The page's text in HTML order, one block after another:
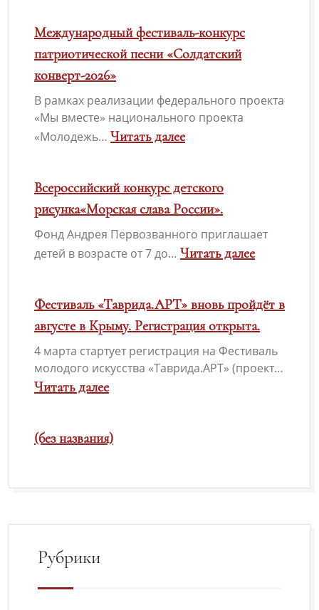
против
коррупции!»
Арт-
кластер
«Таврида»
Международный фестиваль-конкурс
патриотической песни «Солдатский
конверт-2026»
В рамках реализации федерального проекта
«Мы вместе» национального проекта
«Молодежь… Читать далее
Международный
фестиваль-
конкурс
патриотической
песни
конверт-2026»
Всероссийский конкурс детского
рисунка«Морская слава России».
Фонд Андрея Первозванного приглашает
детей в возрасте от 7 до… Читать далее
Всероссийский
конкурс
детского
рисунка«Морская
слава
Фестиваль «Таврида.АРТ» вновь пройдёт в
августе в Крыму. Регистрация открыта.
4 марта стартует регистрация на Фестиваль
молодого искусства «Таврида.АРТ» (проект…
Читать далее
Фестиваль
«Таврида.АРТ»
пройдёт
в
(без названия)
Рубрики